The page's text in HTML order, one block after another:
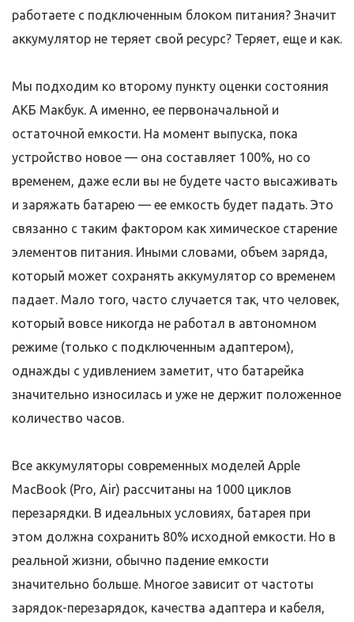
работаете с подключенным блоком питания? Значит
аккумулятор не теряет свой ресурс? Теряет, еще и как.
Мы подходим ко второму пункту оценки состояния
АКБ Макбук. А именно, ее первоначальной и
остаточной емкости. На момент выпуска, пока
устройство новое — она составляет 100%, но со
временем, даже если вы не будете часто высаживать
и заряжать батарею — ее емкость будет падать. Это
связанно с таким фактором как химическое старение
элементов питания. Иными словами, объем заряда,
который может сохранять аккумулятор со временем
падает. Мало того, часто случается так, что человек,
который вовсе никогда не работал в автономном
режиме (только с подключенным адаптером),
однажды с удивлением заметит, что батарейка
значительно износилась и уже не держит положенное
количество часов.
Все аккумуляторы современных моделей Apple
MacBook (Pro, Air) рассчитаны на 1000 циклов
перезарядки. В идеальных условиях, батарея при
этом должна сохранить 80% исходной емкости. Но в
реальной жизни, обычно падение емкости
значительно больше. Многое зависит от частоты
зарядок-перезарядок, качества адаптера и кабеля,